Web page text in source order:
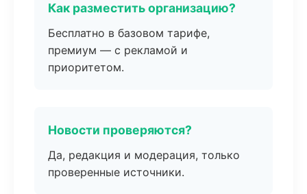
Как разместить организацию?
Бесплатно в базовом тарифе,
премиум — с рекламой и
приоритетом.
Новости проверяются?
Да, редакция и модерация, только
проверенные источники.